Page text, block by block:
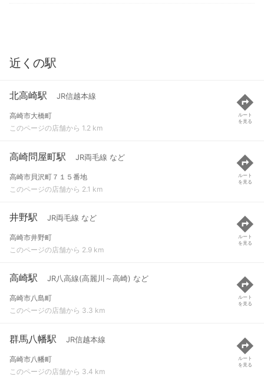
近くの駅
北高崎駅 JR信越本線
高崎市大橋町
このページの店舗から 1.2 km
ルート
を見る
高崎問屋町駅 JR両毛線 など
高崎市貝沢町７１５番地
このページの店舗から 2.1 km
ルート
を見る
井野駅 JR両毛線 など
高崎市井野町
このページの店舗から 2.9 km
ルート
を見る
高崎駅 JR八高線(高麗川～高崎) など
高崎市八島町
このページの店舗から 3.3 km
ルート
を見る
群馬八幡駅 JR信越本線
高崎市八幡町
このページの店舗から 3.4 km
ルート
を見る